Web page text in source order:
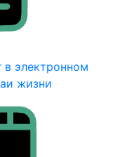
электронном
жизни